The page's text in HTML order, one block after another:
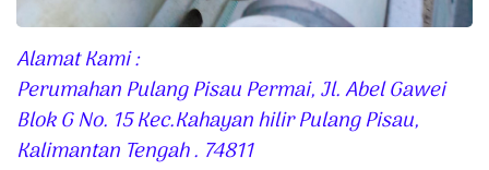
Alamat Kami :
Perumahan Pulang Pisau Permai, Jl. Abel Gawei
Blok G No. 15 Kec.Kahayan hilir Pulang Pisau,
Kalimantan Tengah . 74811